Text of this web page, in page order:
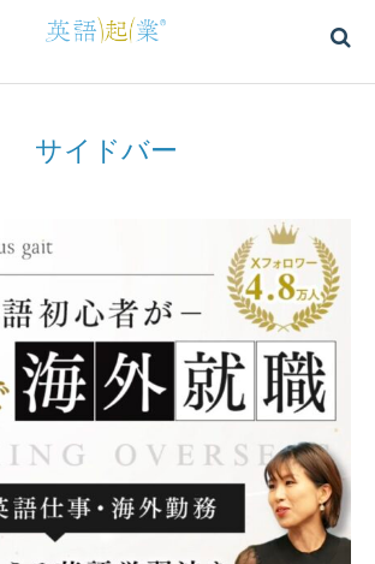
へ
方へ
いて
ー100冊を研究して最強の英会話本を作ってみま
サイドバー